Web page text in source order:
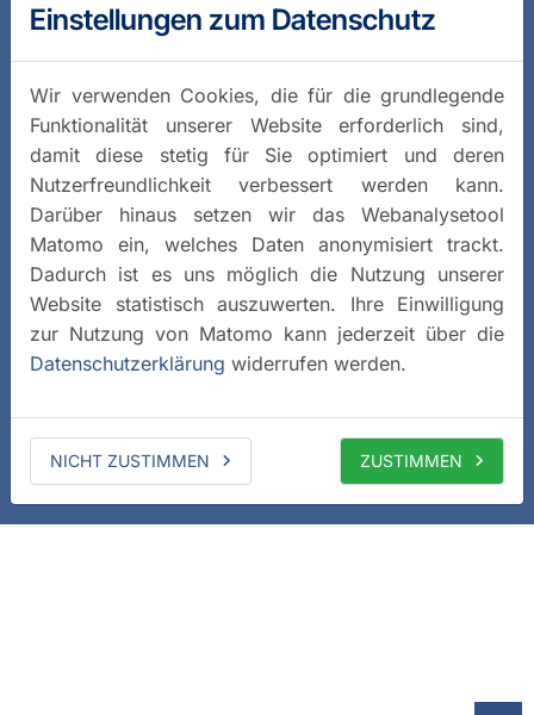
Einstellungen zum Datenschutz
Wir verwenden Cookies, die für die grundlegende
Funktionalität unserer Website erforderlich sind,
damit diese stetig für Sie optimiert und deren
Nutzerfreundlichkeit verbessert werden kann.
Darüber hinaus setzen wir das Webanalysetool
Matomo ein, welches Daten anonymisiert trackt.
Dadurch ist es uns möglich die Nutzung unserer
Website statistisch auszuwerten. Ihre Einwilligung
zur Nutzung von Matomo kann jederzeit über die
Datenschutzerklärung widerrufen werden.
NICHT ZUSTIMMEN ZUSTIMMEN